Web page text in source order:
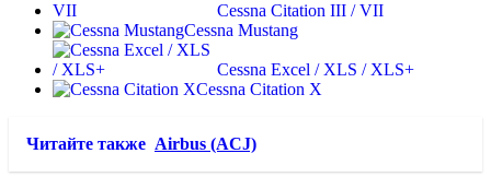
Cessna Citation III / VII
Cessna Mustang
Cessna Excel / XLS / XLS+
Cessna Citation X
Читайте также Airbus (ACJ)